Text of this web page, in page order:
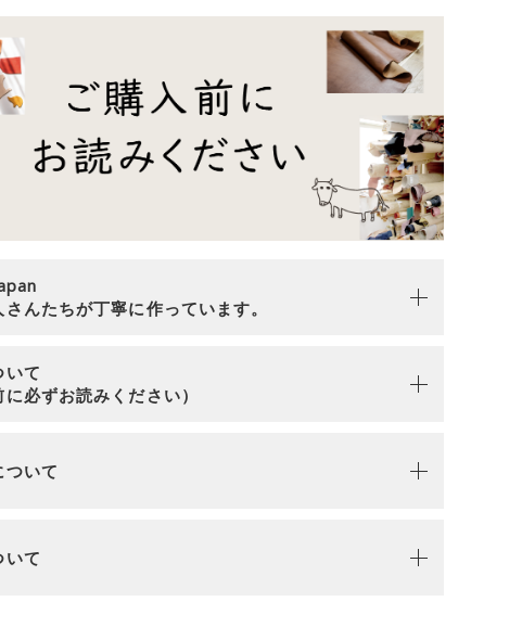
んたちが丁寧に作っています。
いて
に必ずお読みください）
ついて
いて